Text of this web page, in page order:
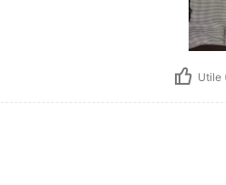
Utile